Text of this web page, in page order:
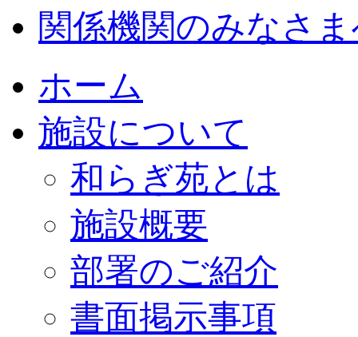
関係機関のみなさ
ホーム
施設について
和らぎ苑とは
施設概要
部署のご紹介
書面掲示事項